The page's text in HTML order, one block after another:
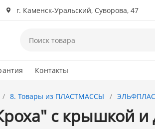
г. Каменск-Уральский, Суворова, 47
Контакты
8. Товары из ПЛАСТМАССЫ
с крышкой и